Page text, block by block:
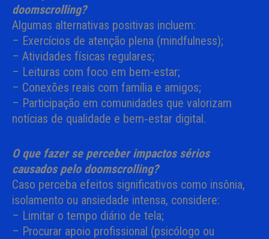
doomscrolling?
Algumas alternativas positivas incluem:
– Exercícios de atenção plena (mindfulness);
– Atividades físicas regulares;
– Leituras com foco em bem-estar;
– Conexões reais com família e amigos;
– Participação em comunidades que valorizam
notícias de qualidade e bem‑estar digital.
O que fazer se perceber impactos sérios
causados pelo doomscrolling?
Caso perceba efeitos significativos como insônia,
isolamento ou ansiedade intensa, considere:
– Limitar o tempo diário de tela;
– Procurar apoio profissional (psicólogo ou